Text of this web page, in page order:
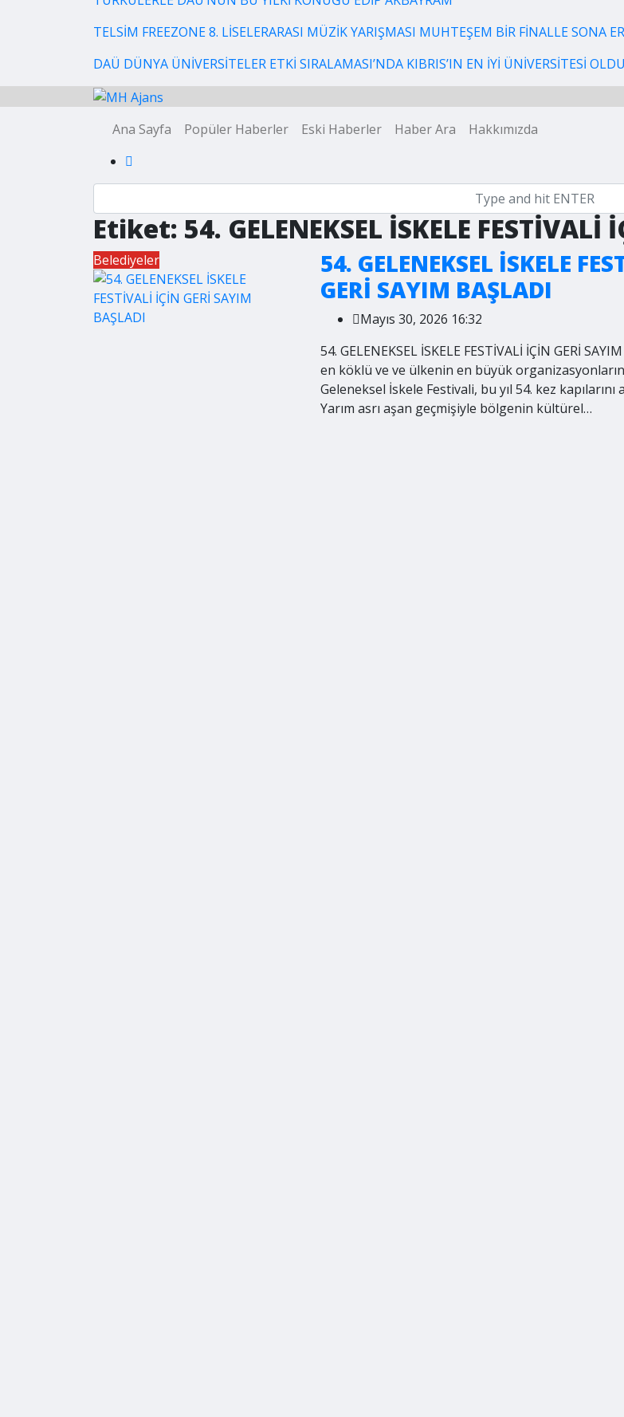
TELSİM FREEZONE 8. LİSELERARASI MÜZİK YARIŞMASI MUHTEŞEM BİR FİNALLE SONA
DAÜ DÜNYA ÜNİVERSİTELER ETKİ SIRALAMASI’NDA KIBRIS’IN EN İYİ ÜNİVERSİTESİ OLDU
Ana Sayfa Popüler Haberler Eski Haberler Haber Ara Hakkımızda
Etiket: 54. GELENEKSEL İSKELE
Belediyeler
54. GELENEKSEL İSKELE
GERİ SAYIM BAŞLADI
Mayıs 30, 2026 16:32
54. GELENEKSEL İSKELE FESTİVALİ İÇİN GERİ
en köklü ve ve ülkenin en büyük
Geleneksel İskele Festivali, bu yıl 54. kez kapılarını
Yarım asrı aşan geçmişiyle bölgenin kültürel…